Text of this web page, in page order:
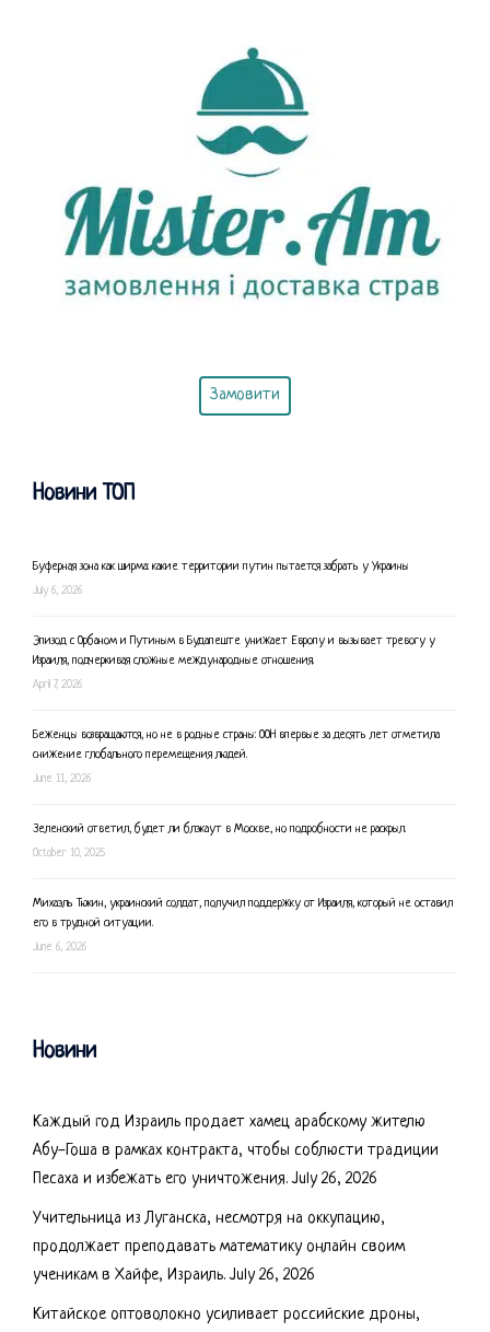
Замовити
Новини ТОП
Буферная зона как ширма: какие территории путин пытается забрать у Украины
July 6, 2026
Эпизод с Орбаном и Путиным в Будапеште унижает Европу и вызывает тревогу у
Израиля, подчеркивая сложные международные отношения.
April 7, 2026
Беженцы возвращаются, но не в родные страны: ООН впервые за десять лет отметила
снижение глобального перемещения людей.
June 11, 2026
Зеленский ответил, будет ли блэкаут в Москве, но подробности не раскрыл.
October 10, 2025
Михаэль Тюкин, украинский солдат, получил поддержку от Израиля, который не оставил
его в трудной ситуации.
June 6, 2026
Новини
Каждый год Израиль продает хамец арабскому жителю
Абу-Гоша в рамках контракта, чтобы соблюсти традиции
Песаха и избежать его уничтожения. July 26, 2026
Учительница из Луганска, несмотря на оккупацию,
продолжает преподавать математику онлайн своим
ученикам в Хайфе, Израиль. July 26, 2026
Китайское оптоволокно усиливает российские дроны,